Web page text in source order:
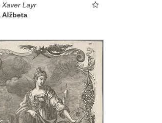
Xaver Layr
Alžbeta